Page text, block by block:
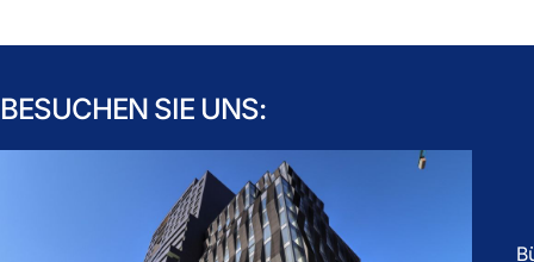
BESUCHEN SIE UNS: